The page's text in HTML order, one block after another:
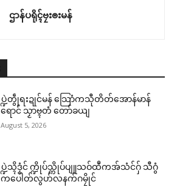
ဌာန်ပရိုၚ်ဗၠးၜးမန်
ပ္ဍဲတွဵုရးဍုင်မန် သြောံကသီုတိတ်အောန်မာန်
ရောင် သၟာဗ္ၚတံ တော်ခယျ
August 5, 2026
ပ္ဍဲသ္ၚိဒၟံင် က္ဍိုပ်သ္ကိုပ်ပျူသဝ်ထဳကအ်သံင်ဂှ် သီဂွံ
ကပေါတ်လွဟ်လနက်ဂမၠိုင်